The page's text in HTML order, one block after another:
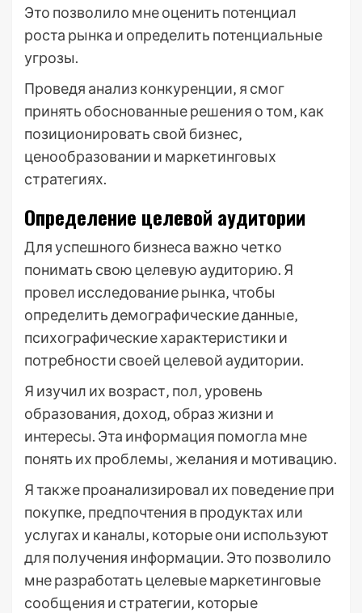
Это позволило мне оценить потенциал
роста рынка и определить потенциальные
угрозы.
Проведя анализ конкуренции‚ я смог
принять обоснованные решения о том‚ как
позиционировать свой бизнес‚
ценообразовании и маркетинговых
стратегиях.
Определение целевой аудитории
Для успешного бизнеса важно четко
понимать свою целевую аудиторию. Я
провел исследование рынка‚ чтобы
определить демографические данные‚
психографические характеристики и
потребности своей целевой аудитории.
Я изучил их возраст‚ пол‚ уровень
образования‚ доход‚ образ жизни и
интересы. Эта информация помогла мне
понять их проблемы‚ желания и мотивацию.
Я также проанализировал их поведение при
покупке‚ предпочтения в продуктах или
услугах и каналы‚ которые они используют
для получения информации. Это позволило
мне разработать целевые маркетинговые
сообщения и стратегии‚ которые